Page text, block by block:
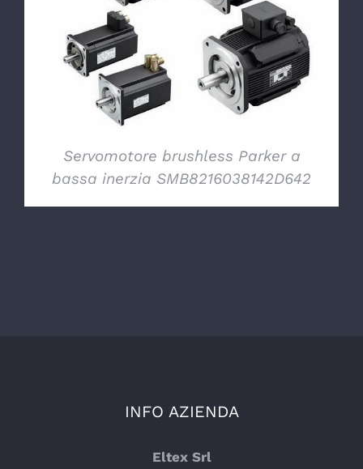
Servomotore brushless Parker a
bassa inerzia SMB8216038142D642
INFO AZIENDA
Eltex Srl